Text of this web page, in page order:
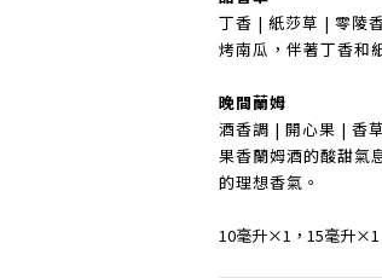
丁香 | 紙莎草 | 零陵
烤南瓜，伴著丁香和
晚間蘭姆
酒香調 | 開心果 | 香
果香蘭姆酒的酸甜氣
的理想香氣。
10毫升×1，15毫升